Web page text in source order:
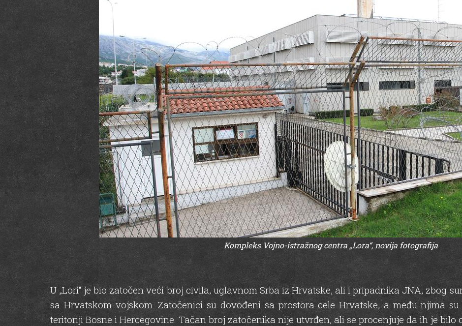
Kompleks Vojno-istražnog centra „Lora“, novija fotografija
U „Lori“ je bio zatočen veći broj civila, uglavnom Srba iz Hrvatske, ali i pripadnika JNA, zbog
sa Hrvatskom vojskom. Zatočenici su dovođeni sa prostora cele Hrvatske, a među njima
teritoriji Bosne i Hercegovine. Tačan broj zatočenika nije utvrđen, ali se procenjuje da ih je bilo